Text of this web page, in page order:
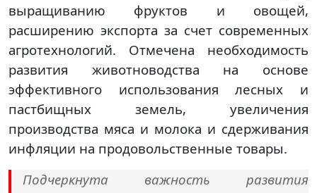
выращиванию фруктов и овощей,
расширению экспорта за счет современных
агротехнологий. Отмечена необходимость
развития животноводства на основе
эффективного использования лесных и
пастбищных земель, увеличения
производства мяса и молока и сдерживания
инфляции на продовольственные товары.
Подчеркнута важность развития